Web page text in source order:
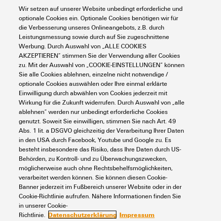
Best.-Nr. 1901620000
Art HDC 10B SLU 1M20G
GTIN (EAN) 4032248587315
VPE 1 Stück
Höhe (inch) 2,244 inch
Breite 77,7 mm
Breite (inch) 3,059 inch
Befestigungsmaß Höhe 40 mm
Befestigungsmaß Breite 82 mm
Nettogewicht 240,24 g
Grenztemperatur -40 °C ... 125 °C
Umweltanforderungen
RoHS-Konformitätsstatus Konform ohne Ausnahme
REACH SVHC
Potassium perfluorobutane
sulfonate 29420-49-3
SCIP
e98b2b24-ba23-41bf-8d19-
0dda3647412f
Chemische Beständigkeit Substanz: Aceton
Chemische Beständigkeit:
Bedingt beständig
Substanz: Bohröl
Beständig
Abmessungen
Breite Gehäuse C 43 mm
Breite Sockel C1 53,5 mm
Höhe Gehäuse B 57 mm
Höhe Sockel B1 5 mm
Kabeleingang
Allgemeine Daten
Oberfläche Pulverlack
Schutzart
IP65
im gestecktem Zustand
Ausführung
Abdeckung ohne Deckel
Anzahl Kabeleingang oben
Klassifikationen
ETIM 8.0 EC000437
Wir setzen auf unserer Website unbedingt erforderliche und
optionale Cookies ein. Optionale Cookies benötigen wir für
die Verbesserung unseres Onlineangebots, z.B. durch
Leistungsmessung sowie durch auf Sie zugeschnittene
Werbung. Durch Auswahl von „ALLE COOKIES
AKZEPTIEREN“ stimmen Sie der Verwendung aller Cookies
zu. Mit der Auswahl von „COOKIE-EINSTELLUNGEN“ können
Sie alle Cookies ablehnen, einzelne nicht notwendige /
optionale Cookies auswählen oder Ihre einmal erklärte
Einwilligung durch abwählen von Cookies jederzeit mit
Wirkung für die Zukunft widerrufen. Durch Auswahl von „alle
ablehnen“ werden nur unbedingt erforderliche Cookies
genutzt. Soweit Sie einwilligen, stimmen Sie nach Art. 49
Abs. 1 lit. a DSGVO gleichzeitig der Verarbeitung Ihrer Daten
in den USA durch Facebook, Youtube und Google zu. Es
besteht insbesondere das Risiko, dass Ihre Daten durch US-
Behörden, zu Kontroll- und zu Überwachungszwecken,
möglicherweise auch ohne Rechtsbehelfsmöglichkeiten,
verarbeitet werden können. Sie können diesen Cookie-
Banner jederzeit im Fußbereich unserer Website oder in der
Cookie-Richtlinie aufrufen. Nähere Informationen finden Sie
in unserer Cookie-
Richtlinie. Datenschutzerklärung Impressum